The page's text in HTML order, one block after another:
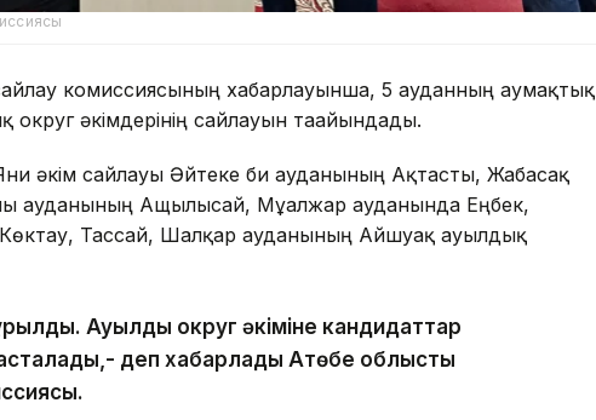
комиссиясының хабарлауынша, 5 ауданның аумақтық
әкімдерінің сайлауын тағайындады.
әкім сайлауы Әйтеке би ауданының Ақтасты, Жабасақ
ауданының Ащылысай, Мұғалжар ауданында Еңбек,
Тассай, Шалқар ауданының Айшуақ ауылдық
Ауылдық округ әкіміне кандидаттар
деп хабарлады Ақтөбе облыстық